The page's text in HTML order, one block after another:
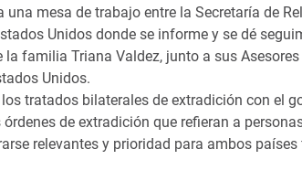
mesa de trabajo entre la Secretaría de
Unidos donde se informe y se dé
familia Triana Valdez, junto a sus
Unidos.
tratados bilaterales de extradición con el
de extradición que refieran a
relevantes y prioridad para ambos